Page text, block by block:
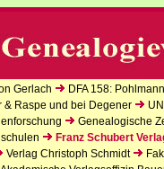
Gerlach
DFA 158:
Raspe und bei Degener
Genealogische
Franz Schubert
Verlag Christoph Schmidt